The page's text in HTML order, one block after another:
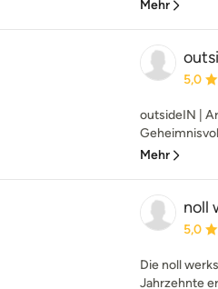
Mehr
5,0
outsideIN |
Mehr
noll
5,0
Die noll
Jahrzehnte